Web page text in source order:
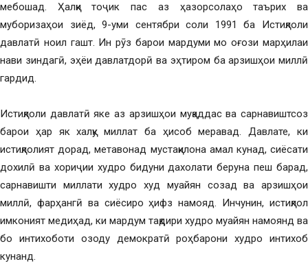
мебошад. Ҳалқи тоҷик пас аз ҳазорсолаҳо таърих ва
муборизаҳои зиёд, 9-уми сентябри соли 1991 ба Истиқлоли
давлатӣ ноил гашт. Ин рӯз барои мардуми мо оғози марҳилаи
нави зиндагӣ, эҳёи давлатдорӣ ва эҳтиром ба арзишҳои миллӣ
гардид.
Истиқлоли давлатӣ яке аз арзишҳои муқаддас ва сарнавиштсоз
барои ҳар як халқу миллат ба ҳисоб меравад. Давлате, ки
истиқлолият дорад, метавонад мустақилона амал кунад, сиёсати
дохилӣ ва хориҷии худро бидуни дахолати беруна пеш барад,
сарнавишти миллати худро худ муайян созад ва арзишҳои
миллӣ, фарҳангӣ ва сиёсиро ҳифз намояд. Инчунин, истиқлол
имконият медиҳад, ки мардум тақдири худро муайян намоянд ва
бо интихоботи озоду демократӣ роҳбарони худро интихоб
кунанд.